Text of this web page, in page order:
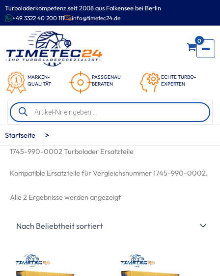
Turboladerkompetenz seit 2008 aus Falkensee bei Berlin
+49 3322 40 200 111 info@timetec24.de
MARKEN-
QUALITÄT
PASSGENAU
BERATEN
ECHTE TURBO-
EXPERTEN
0
Products
search
Zum
Inhalt
springen
Startseite >
1745-990-0002 Turbolader Ersatzteile
Kompatible Ersatzteile für Vergleichsnummer 1745-990-0002.
Alle 2 Ergebnisse werden angezeigtNach